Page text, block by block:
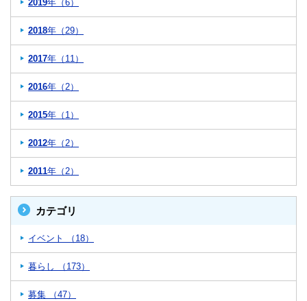
2019年（6）
2018年（29）
2017年（11）
2016年（2）
2015年（1）
2012年（2）
2011年（2）
カテゴリ
イベント （18）
暮らし （173）
募集 （47）